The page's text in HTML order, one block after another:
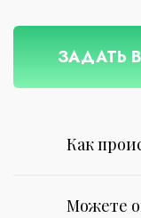
ЗАДАТЬ
Как
Можете